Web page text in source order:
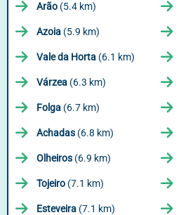
Arão (5.4 km)
Azoia (5.9 km)
Vale da Horta (6.1 km)
Várzea (6.3 km)
Folga (6.7 km)
Achadas (6.8 km)
Olheiros (6.9 km)
Tojeiro (7.1 km)
Esteveira (7.1 km)